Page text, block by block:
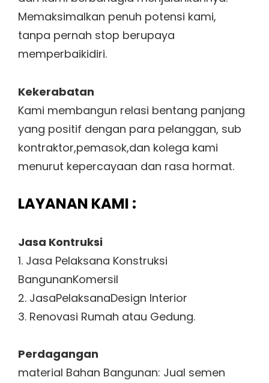
Memaksimalkan penuh potensi kami,
tanpa pernah stop berupaya
memperbaikidiri.
Kekerabatan
Kami membangun relasi bentang panjang
yang positif dengan para pelanggan, sub
kontraktor,pemasok,dan kolega kami
menurut kepercayaan dan rasa hormat.
LAYANAN KAMI :
Jasa Kontruksi
1. Jasa Pelaksana Konstruksi
BangunanKomersil
2. JasaPelaksanaDesign Interior
3. Renovasi Rumah atau Gedung.
Perdagangan
material Bahan Bangunan: Jual semen